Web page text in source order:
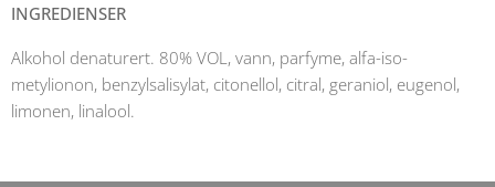
INGREDIENSER
Alkohol denaturert. 80% VOL, vann, parfyme, alfa-iso-
metylionon, benzylsalisylat, citonellol, citral, geraniol, eugenol,
limonen, linalool.